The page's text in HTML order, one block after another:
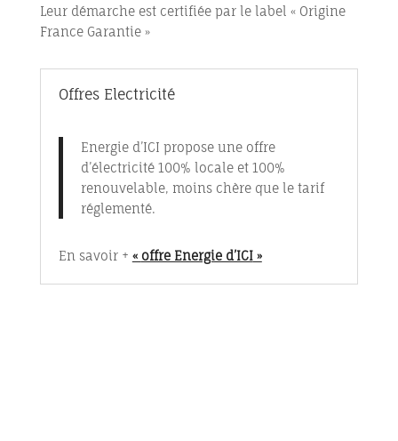
Leur démarche est certifiée par le label « Origine
France Garantie »
Offres Electricité
Energie d’ICI propose une offre
d’électricité 100% locale et 100%
renouvelable, moins chère que le tarif
réglementé.
En savoir + « offre Energie d’ICI»